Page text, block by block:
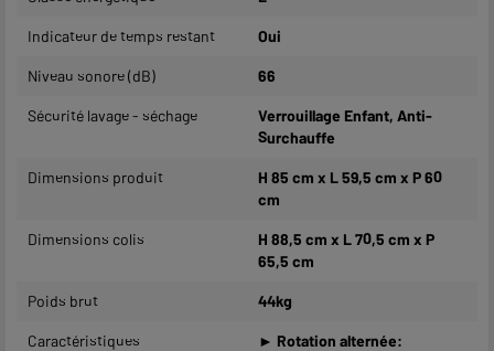
Indicateur de temps restant Oui
Niveau sonore (dB) 66
Sécurité lavage - séchage
Verrouillage Enfant, Anti-
Surchauffe
Dimensions produit
H 85 cm x L 59,5 cm x P 60
cm
Dimensions colis
H 88,5 cm x L 70,5 cm x P
65,5 cm
Poids brut 44kg
Caractéristiques
► Rotation alternée: